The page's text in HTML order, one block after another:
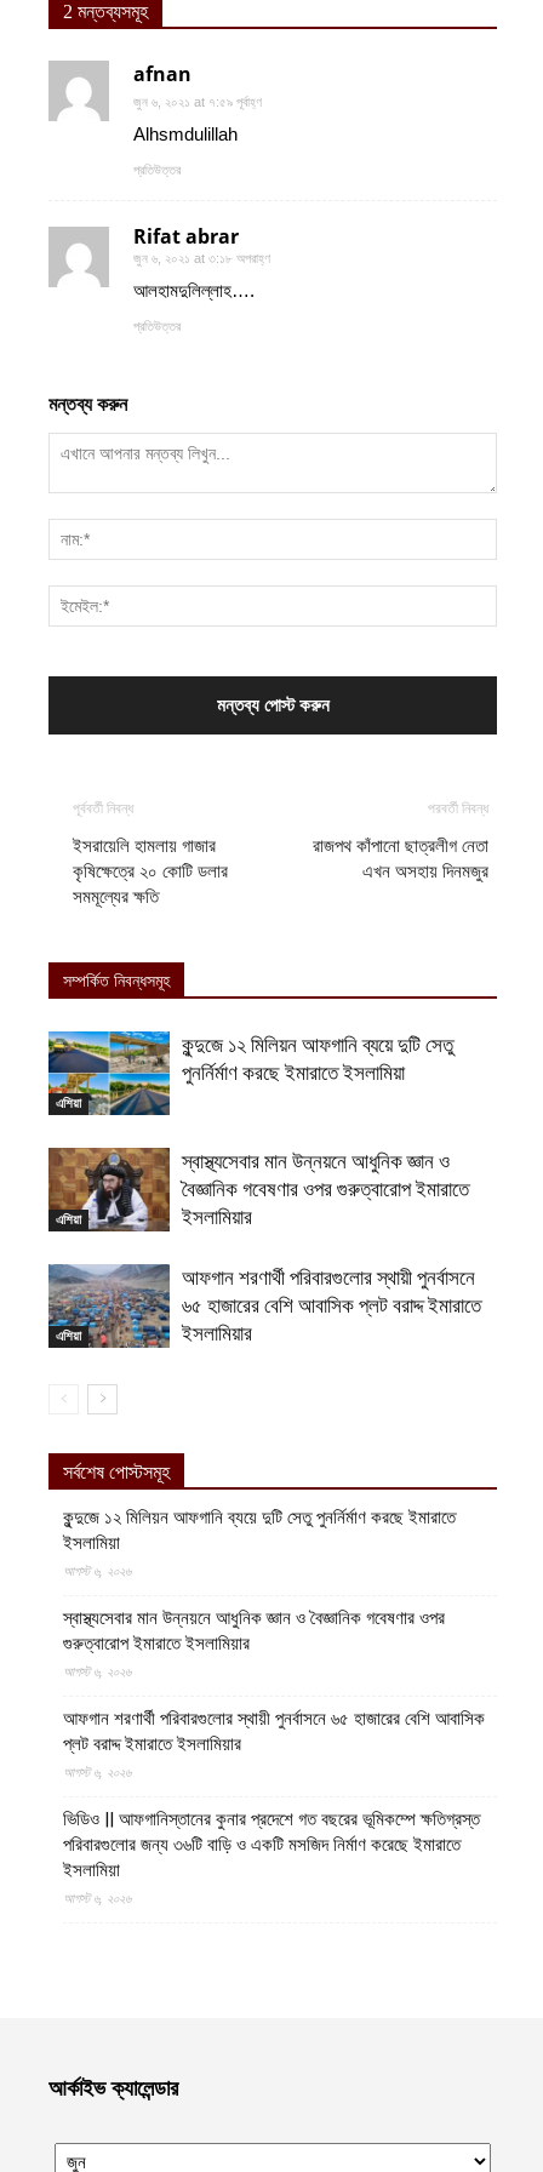
2 মন্তব্যসমূহ
afnan
জুন ৬, ২০২১ at ৭:৫৯ পূর্বাহ্ণ
Alhsmdulillah
প্রতিউত্তর
Rifat abrar
জুন ৬, ২০২১ at ৩:১৮ অপরাহ্ণ
আলহামদুলিল্লাহ….
প্রতিউত্তর
মন্তব্য করুন
পূর্ববর্তী নিবন্ধ
ইসরায়েলি হামলায় গাজার
কৃষিক্ষেত্রে ২০ কোটি ডলার
সমমূল্যের ক্ষতি
পরবর্তী নিবন্ধ
রাজপথ কাঁপানো ছাত্রলীগ নেতা
এখন অসহায় দিনমজুর
সম্পর্কিত নিবন্ধসমূহ
এশিয়া
কুন্দুজে ১২ মিলিয়ন আফগানি ব্যয়ে দুটি সেতু
পুনর্নির্মাণ করছে ইমারাতে ইসলামিয়া
এশিয়া
স্বাস্থ্যসেবার মান উন্নয়নে আধুনিক জ্ঞান ও
বৈজ্ঞানিক গবেষণার ওপর গুরুত্বারোপ ইমারাতে
ইসলামিয়ার
এশিয়া
আফগান শরণার্থী পরিবারগুলোর স্থায়ী পুনর্বাসনে
৬৫ হাজারের বেশি আবাসিক প্লট বরাদ্দ ইমারাতে
ইসলামিয়ার
সর্বশেষ পোস্টসমূহ
কুন্দুজে ১২ মিলিয়ন আফগানি ব্যয়ে দুটি সেতু পুনর্নির্মাণ করছে ইমারাতে
ইসলামিয়া
আগস্ট ৬, ২০২৬
স্বাস্থ্যসেবার মান উন্নয়নে আধুনিক জ্ঞান ও বৈজ্ঞানিক গবেষণার ওপর
গুরুত্বারোপ ইমারাতে ইসলামিয়ার
আগস্ট ৬, ২০২৬
আফগান শরণার্থী পরিবারগুলোর স্থায়ী পুনর্বাসনে ৬৫ হাজারের বেশি আবাসিক
প্লট বরাদ্দ ইমারাতে ইসলামিয়ার
আগস্ট ৬, ২০২৬
ভিডিও || আফগানিস্তানের কুনার প্রদেশে গত বছরের ভূমিকম্পে ক্ষতিগ্রস্ত
পরিবারগুলোর জন্য ৩৬টি বাড়ি ও একটি মসজিদ নির্মাণ করেছে ইমারাতে
ইসলামিয়া
আগস্ট ৬, ২০২৬
আগস্ট ৬, ২০২৬
হাসিনাকে দেশে ফেরাতে ২২ বিশ্ববিদ্যালয়ের ৪০৪ প্রগতিশীল শিক্ষকের গোপন
আর্কাইভ ক্যালেন্ডার